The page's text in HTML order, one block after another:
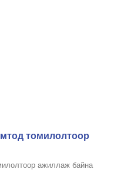
томилолтоор
ажиллаж байна